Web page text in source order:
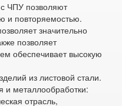
ЧПУ позволяют
и повторяемостью.
значительно
позволяет
обеспечивает высокую
из листовой стали.
и металлообработки:
отрасль,